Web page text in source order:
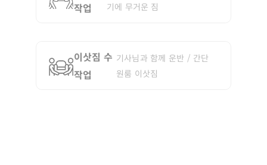
작업
기에 무거운 짐
이삿짐 수
작업
기사님과 함께 운반 / 간단
원룸 이삿짐